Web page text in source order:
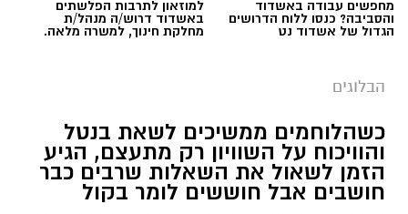
‏כדי לעקוב אחרי הערוץ גן יבנה נט ב-WhatsApp
לחצו כאן
מחפשים עבודה באשדוד
והסביבה? כנסו ללוח הדרושים
הגדול של אשדוד נט
למוזאון לתרבות הפלשתים
באשדוד דרוש/ה מנהל/ת
מחלקת חינוך, למשרה מלאה.
הבלוגים
כשהלוחמים ממשיכים לשאת בנטל
והוויכוח על השוויון רק מתעצם, הגיע
הזמן לשאול את השאלות שרבים כבר
חושבים אבל חוששים לומר בקול